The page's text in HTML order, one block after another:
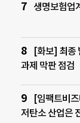
생명보험업
[화보] 최종
과제 막판 점검
[임팩트비
저탄소 산업은